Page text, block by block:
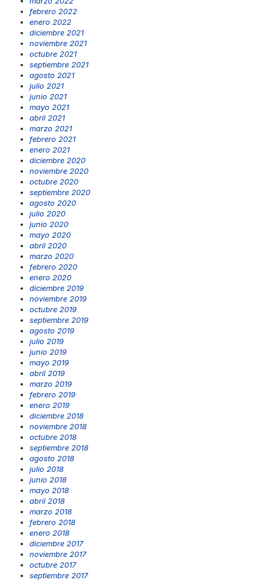
febrero 2022
enero 2022
diciembre 2021
noviembre 2021
octubre 2021
septiembre 2021
agosto 2021
julio 2021
junio 2021
mayo 2021
abril 2021
marzo 2021
febrero 2021
enero 2021
diciembre 2020
noviembre 2020
octubre 2020
septiembre 2020
agosto 2020
julio 2020
junio 2020
mayo 2020
abril 2020
marzo 2020
febrero 2020
enero 2020
diciembre 2019
noviembre 2019
octubre 2019
septiembre 2019
agosto 2019
julio 2019
junio 2019
mayo 2019
abril 2019
marzo 2019
febrero 2019
enero 2019
diciembre 2018
noviembre 2018
octubre 2018
septiembre 2018
agosto 2018
julio 2018
junio 2018
mayo 2018
abril 2018
marzo 2018
febrero 2018
enero 2018
diciembre 2017
noviembre 2017
octubre 2017
septiembre 2017